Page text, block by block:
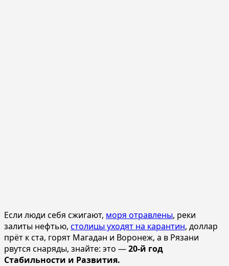
Если люди себя сжигают, моря отравлены, реки
залиты нефтью, столицы уходят на карантин, доллар
прёт к ста, горят Магадан и Воронеж, а в Рязани
рвутся снаряды, знайте: это —20-й год
Стабильности и Развития.